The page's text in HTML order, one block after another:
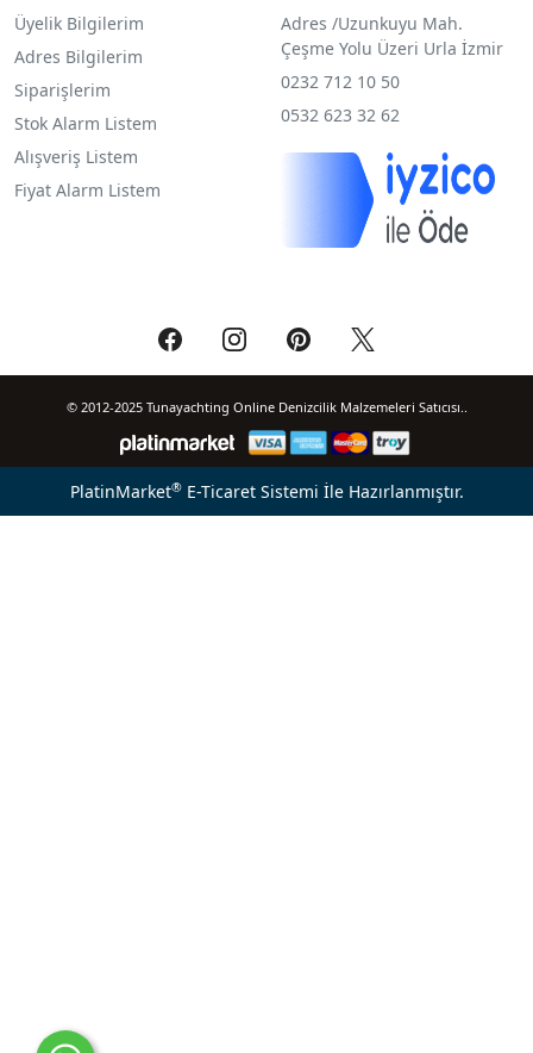
Üyelik Bilgilerim
Adres Bilgilerim
Siparişlerim
Stok Alarm Listem
Alışveriş Listem
Fiyat Alarm Listem
Adres /Uzunkuyu Mah.
Çeşme Yolu Üzeri Urla İzmir
0232 712 10 50
0532 623 32 62
© 2012-2025 Tunayachting Online Denizcilik Malzemeleri Satıcısı..
PlatinMarket®E-Ticaret Sistemi İle Hazırlanmıştır.